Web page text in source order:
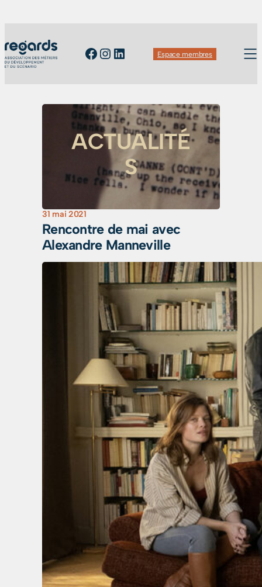
Facebook
Instagram
LinkedInEspace membres
ACTUALITÉ
S
31 mai 2021
Rencontre de mai avec
Alexandre Manneville